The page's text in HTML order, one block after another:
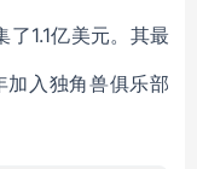
1.1亿美元。其最
加入独角兽俱乐部